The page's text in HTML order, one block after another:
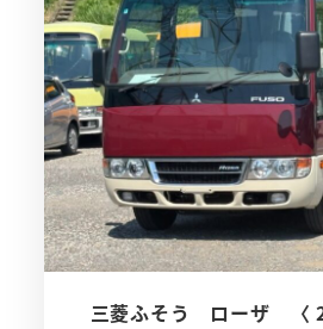
三菱ふそう ローザ 〈